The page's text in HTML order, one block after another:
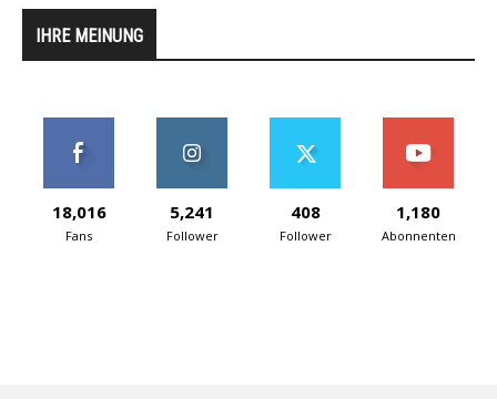
IHRE MEINUNG
18,016
Fans
5,241
Follower
408
Follower
1,180
Abonnenten